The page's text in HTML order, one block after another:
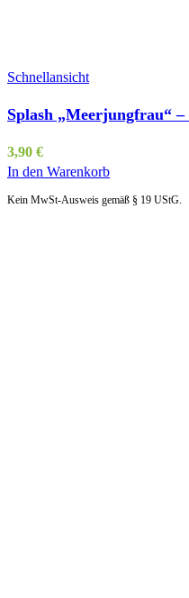
Schnellansicht
Splash „Meerjungfrau“
3,90 €
In den Warenkorb
Kein MwSt-Ausweis gemäß § 19 UStG.